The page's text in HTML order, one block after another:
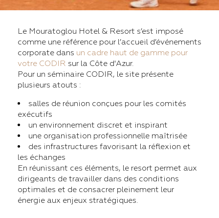
Le Mouratoglou Hotel & Resort s’est imposé
comme une référence pour l’accueil d’événements
corporate dans un cadre haut de gamme pour
votre CODIR sur la Côte d'Azur.
Pour un séminaire CODIR, le site présente
plusieurs atouts :
salles de réunion conçues pour les comités
exécutifs
un environnement discret et inspirant
une organisation professionnelle maîtrisée
des infrastructures favorisant la réflexion et
les échanges
En réunissant ces éléments, le resort permet aux
dirigeants de travailler dans des conditions
optimales et de consacrer pleinement leur
énergie aux enjeux stratégiques.